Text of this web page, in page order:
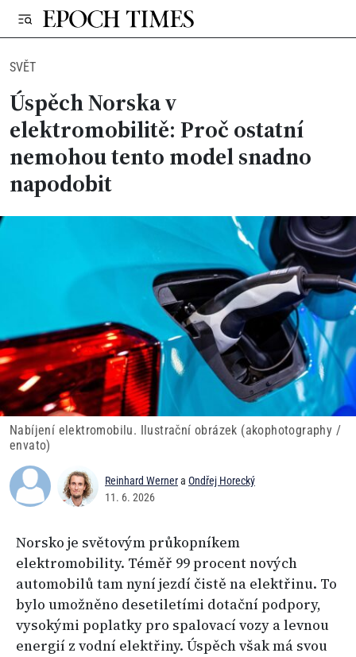
SVĚT
Úspěch Norska v
elektromobilitě: Proč ostatní
nemohou tento model snadno
napodobit
Nabíjení elektromobilu. Ilustrační obrázek (akophotography /
envato)
Reinhard Wernera Ondřej Horecký
11. 6. 2026
Norsko je světovým průkopníkem
elektromobility. Téměř 99 procent nových
automobilů tam nyní jezdí čistě na elektřinu. To
bylo umožněno desetiletími dotační podpory,
vysokými poplatky pro spalovací vozy a levnou
energií z vodní elektřiny. Úspěch však má svou